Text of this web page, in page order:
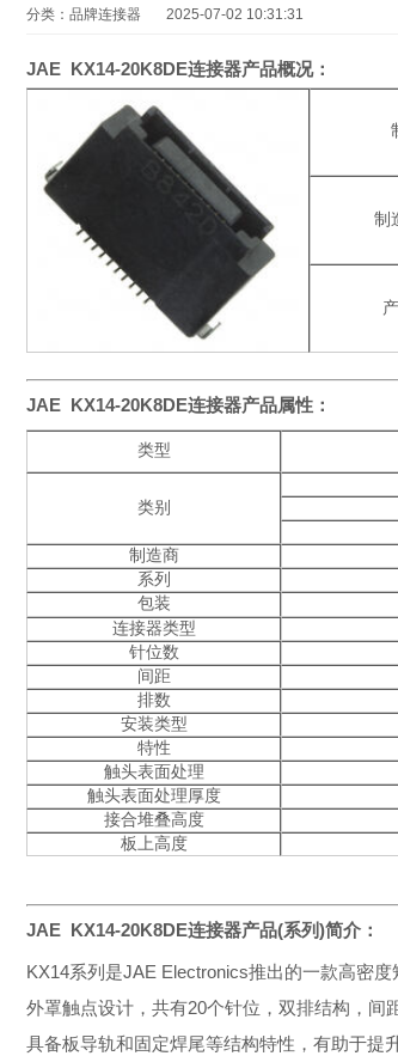
分类：品牌连接器 2025-07-02 10:31:31
JAE KX14-20K8DE连接器产品概况：
制
JAE KX14-20K8DE连接器产品属性：
类型
类别
制造商
系列
包装
连接器类型
针位数
间距
排数
安装类型
特性
触头表面处理
触头表面处理厚度
接合堆叠高度
板上高度
JAE KX14-20K8DE连接器产品(系列)简介：
KX14系列是JAE Electronics推出的一款高密
外罩触点设计，共有20个针位，双排结构，间
具备板导轨和固定焊尾等结构特性，有助于提